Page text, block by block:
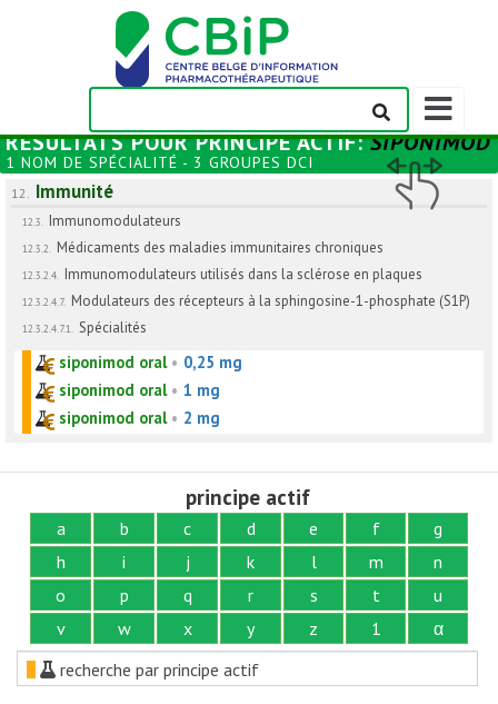
Afficher/
la
barre
de
navigation
RÉSULTATS POURPRINCIPE ACTIF:SIPONIMOD
1 NOM DE SPÉCIALITÉ - 3 GROUPES DCI
12. Immunité
12.3. Immunomodulateurs
12.3.2. Médicaments des maladies immunitaires chroniques
12.3.2.4. Immunomodulateurs utilisés dans la sclérose en plaques
12.3.2.4.7. Modulateurs des récepteurs à la sphingosine-1-phosphate (S1P)
12.3.2.4.7.1. Spécialités
siponimod oral• 0,25 mg
siponimod oral• 1 mg
siponimod oral• 2 mg
principe actif
a b c d e f
g
h
i j k l m
n
o
p q r s t
u
v
w x y z 1
α
recherche par principe actif